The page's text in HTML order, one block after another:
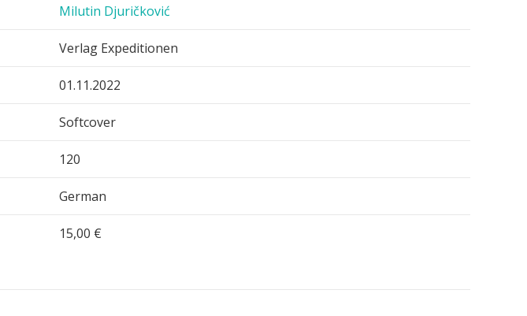
Milutin Djuričković
Verlag Expeditionen
01.11.2022
Softcover
120
German
15,00 €